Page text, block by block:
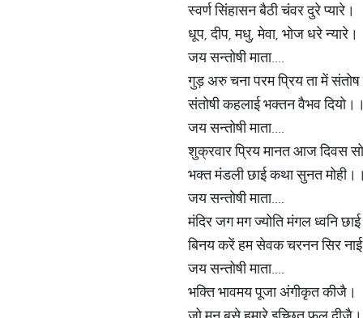
स्वर्ण सिंहासन बैठी चंवर दुरे प्यारे।
धूप, दीप, मधु, मेवा, भोज धरे
जय सन्तोषी माता....
गुड़ अरु चना परम प्रिय ता में संतोष
संतोषी कहलाई भक्तन वैभव दियो।।
जय सन्तोषी माता....
शुक्रवार प्रिय मानत आज दिवस
भक्त मंडली छाई कथा सुनत मोही।।
जय सन्तोषी माता....
मंदिर जग मग ज्योति मंगल ध्वनि
बिनय करें हम सेवक चरनन सिर
जय सन्तोषी माता....
भक्ति भावमय पूजा अंगीकृत कीजै।